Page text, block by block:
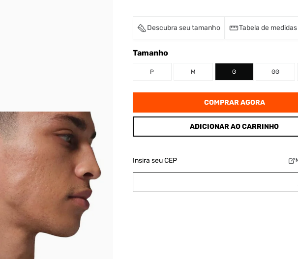
Descubra seu tamanho Tabela de medidas
Tamanho
P M G GG
COMPRAR AGORA
ADICIONAR AO CARRINHO
Insira seu CEP